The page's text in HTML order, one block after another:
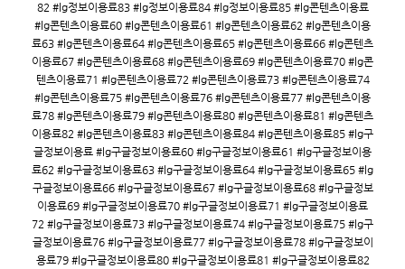
82 #lg정보이용료83 #lg정보이용료84 #lg정보이용료85 #lg콘텐츠이용료
#lg콘텐츠이용료60 #lg콘텐츠이용료61 #lg콘텐츠이용료62 #lg콘텐츠이용
료63 #lg콘텐츠이용료64 #lg콘텐츠이용료65 #lg콘텐츠이용료66 #lg콘텐츠
이용료67 #lg콘텐츠이용료68 #lg콘텐츠이용료69 #lg콘텐츠이용료70 #lg콘
텐츠이용료71 #lg콘텐츠이용료72 #lg콘텐츠이용료73 #lg콘텐츠이용료74
#lg콘텐츠이용료75 #lg콘텐츠이용료76 #lg콘텐츠이용료77 #lg콘텐츠이용
료78 #lg콘텐츠이용료79 #lg콘텐츠이용료80 #lg콘텐츠이용료81 #lg콘텐츠
이용료82 #lg콘텐츠이용료83 #lg콘텐츠이용료84 #lg콘텐츠이용료85 #lg구
글정보이용료 #lg구글정보이용료60 #lg구글정보이용료61 #lg구글정보이용
료62 #lg구글정보이용료63 #lg구글정보이용료64 #lg구글정보이용료65 #lg
구글정보이용료66 #lg구글정보이용료67 #lg구글정보이용료68 #lg구글정보
이용료69 #lg구글정보이용료70 #lg구글정보이용료71 #lg구글정보이용료
72 #lg구글정보이용료73 #lg구글정보이용료74 #lg구글정보이용료75 #lg구
글정보이용료76 #lg구글정보이용료77 #lg구글정보이용료78 #lg구글정보이
용료79 #lg구글정보이용료80 #lg구글정보이용료81 #lg구글정보이용료82